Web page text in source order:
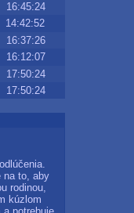
16:45:24
14:42:52
16:37:26
16:12:07
17:50:24
17:50:24
na to, aby
rodinou,
kúzlom